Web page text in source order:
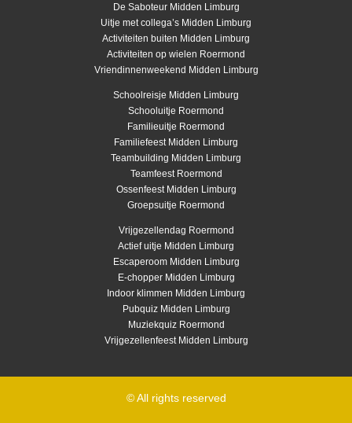
De Saboteur Midden Limburg
Uitje met collega’s Midden Limburg
Activiteiten buiten Midden Limburg
Activiteiten op wielen Roermond
Vriendinnenweekend Midden Limburg
Schoolreisje Midden Limburg
Schooluitje Roermond
Familieuitje Roermond
Familiefeest Midden Limburg
Teambuilding Midden Limburg
Teamfeest Roermond
Ossenfeest Midden Limburg
Groepsuitje Roermond
Vrijgezellendag Roermond
Actief uitje Midden Limburg
Escaperoom Midden Limburg
E-chopper Midden Limburg
Indoor klimmen Midden Limburg
Pubquiz Midden Limburg
Muziekquiz Roermond
Vrijgezellenfeest Midden Limburg
© All rights reserved